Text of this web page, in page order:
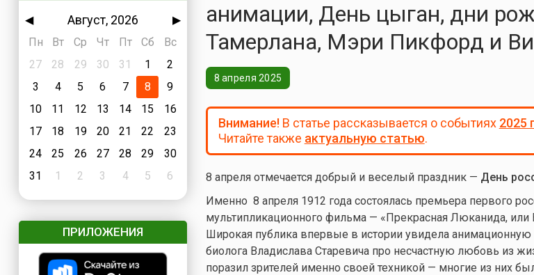
◀ Август, 2026
▶
Пн
Вт Ср Чт Пт Сб
Вс
27
28 29 30 31 1
2
3
4 5 6 7 8
9
10
11 12 13 14 15
16
17
18 19 20 21 22
23
24
25 26 27 28 29
30
31
1 2 3 4 5 6
ПРИЛОЖЕНИЯ
анимации, День цыган, дни
Тамерлана, Мэри Пикфорд и
8 апреля 2025
Внимание!В статье рассказывается о событиях 2025
Читайте также актуальную статью.
8 апреля отмечается добрый и веселый праздник — День
Именно 8 апреля 1912 года состоялась премьера первого
мультипликационного фильма — «Прекрасная Люканида, или
Широкая публика впервые в истории увидела анимационную
биолога Владислава Старевича про несчастную любовь из
поразил зрителей именно своей техникой — многие из них